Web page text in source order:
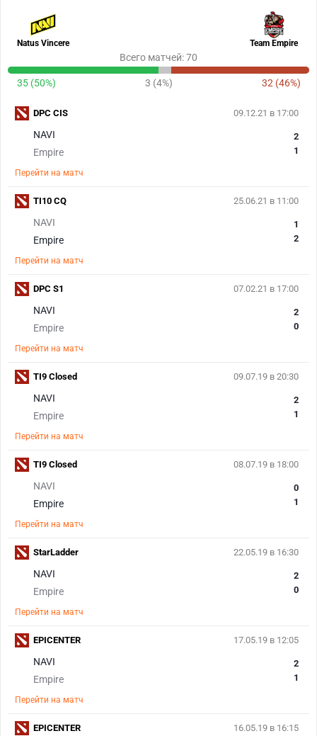
Natus Vincere Team Empire
Всего матчей: 70
35 (50%) 3 (4%) 32 (46%)
09.12.21 в 17:00
NAVI
Empire
2
1
Перейти на матч
DPC CIS
25.06.21 в 11:00
NAVI
Empire
1
2
Перейти на матч
TI10 CQ
07.02.21 в 17:00
NAVI
Empire
2
0
Перейти на матч
DPC S1
09.07.19 в 20:30
NAVI
Empire
2
1
Перейти на матч
TI9 Closed
08.07.19 в 18:00
NAVI
Empire
0
1
Перейти на матч
TI9 Closed
22.05.19 в 16:30
NAVI
Empire
2
0
Перейти на матч
StarLadder
17.05.19 в 12:05
NAVI
Empire
2
1
Перейти на матч
EPICENTER
16.05.19 в 16:15
EPICENTER